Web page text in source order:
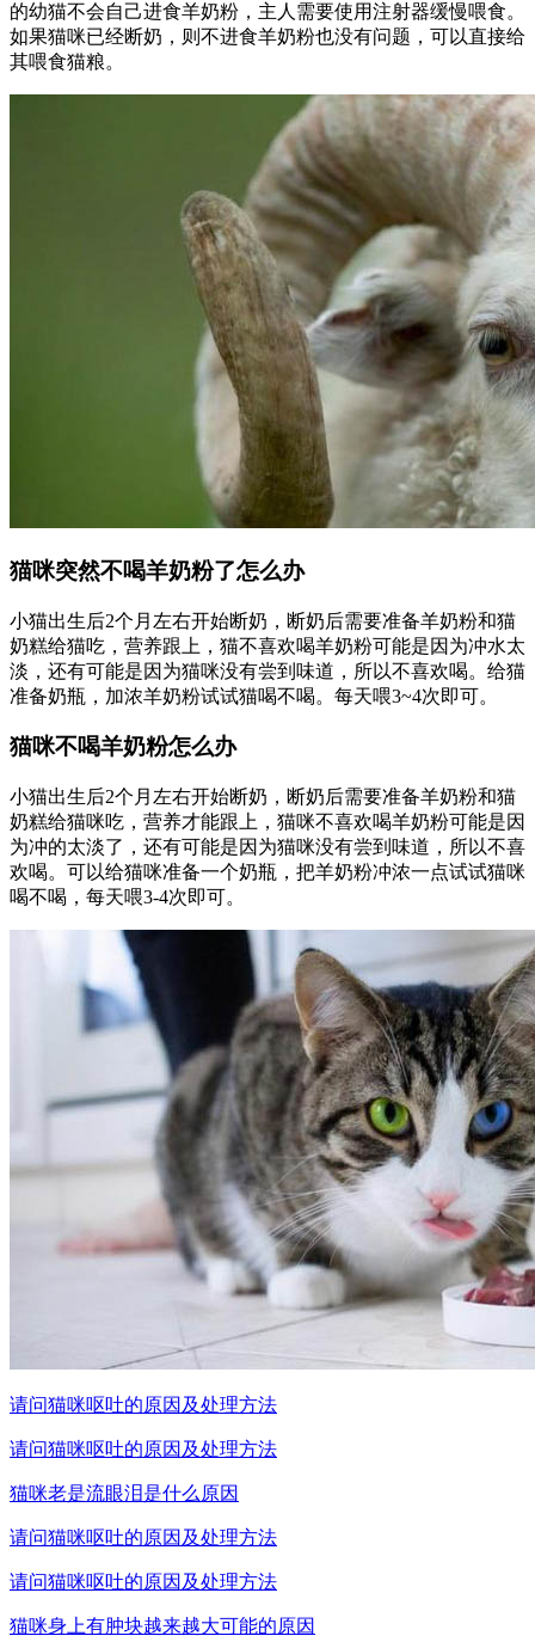
的幼猫不会自己进食羊奶粉，主人需要使用注射器缓慢喂食。
如果猫咪已经断奶，则不进食羊奶粉也没有问题，可以直接给
其喂食猫粮。
猫咪突然不喝羊奶粉了怎么办
小猫出生后2个月左右开始断奶，断奶后需要准备羊奶粉和猫
奶糕给猫吃，营养跟上，猫不喜欢喝羊奶粉可能是因为冲水太
淡，还有可能是因为猫咪没有尝到味道，所以不喜欢喝。给猫
准备奶瓶，加浓羊奶粉试试猫喝不喝。每天喂3~4次即可。
猫咪不喝羊奶粉怎么办
小猫出生后2个月左右开始断奶，断奶后需要准备羊奶粉和猫
奶糕给猫咪吃，营养才能跟上，猫咪不喜欢喝羊奶粉可能是因
为冲的太淡了，还有可能是因为猫咪没有尝到味道，所以不喜
欢喝。可以给猫咪准备一个奶瓶，把羊奶粉冲浓一点试试猫咪
喝不喝，每天喂3-4次即可。
请问猫咪呕吐的原因及处理方法
请问猫咪呕吐的原因及处理方法
猫咪老是流眼泪是什么原因
请问猫咪呕吐的原因及处理方法
请问猫咪呕吐的原因及处理方法
猫咪身上有肿块越来越大可能的原因